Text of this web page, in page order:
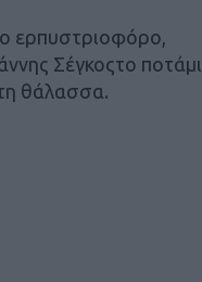
ερπυστριοφόρο,
Σέγκοςτο ποτάμι
θάλασσα.